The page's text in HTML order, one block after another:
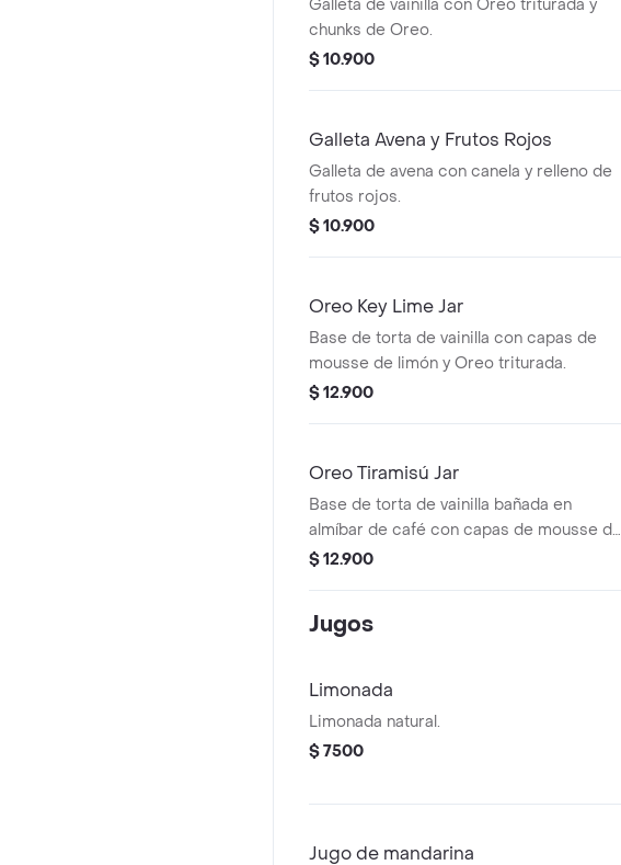
Galleta de vainilla con Oreo triturada y
chunks de Oreo.
$ 10.900
Galleta Avena y Frutos Rojos
Galleta de avena con canela y relleno de
frutos rojos.
$ 10.900
Oreo Key Lime Jar
Base de torta de vainilla con capas de
mousse de limón y Oreo triturada.
$ 12.900
Oreo Tiramisú Jar
Base de torta de vainilla bañada en
almíbar de café con capas de mousse de
tiramisú y Oreo.
$ 12.900
Jugos
Limonada
Limonada natural.
$ 7500
Jugo de mandarina